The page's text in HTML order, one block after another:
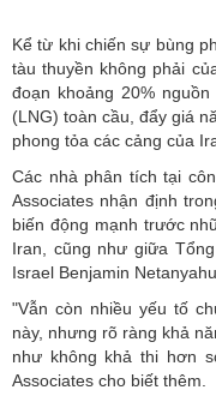
Kể từ khi chiến sự bùng
tàu thuyền không phải
đoạn khoảng 20%
(LNG) toàn cầu, đẩy giá
phong tỏa các cảng của
Các nhà phân tích tại
Associates nhận định
biến động mạnh trước
Iran, cũng như giữa
Israel Benjamin Netanyahu.
"Vẫn còn nhiều yếu tố
này, nhưng rõ ràng khả
như không khả thi hơn
Associates cho biết thêm.